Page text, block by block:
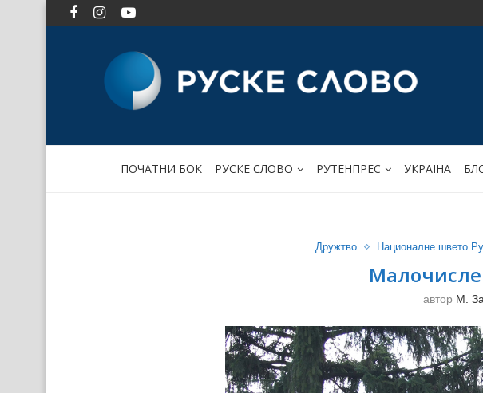
ПОЧАТНИ БОК РУСКЕ СЛОВО РУТЕНПРЕС УКРАЇНА
Дружтво Националне швето
автор М.